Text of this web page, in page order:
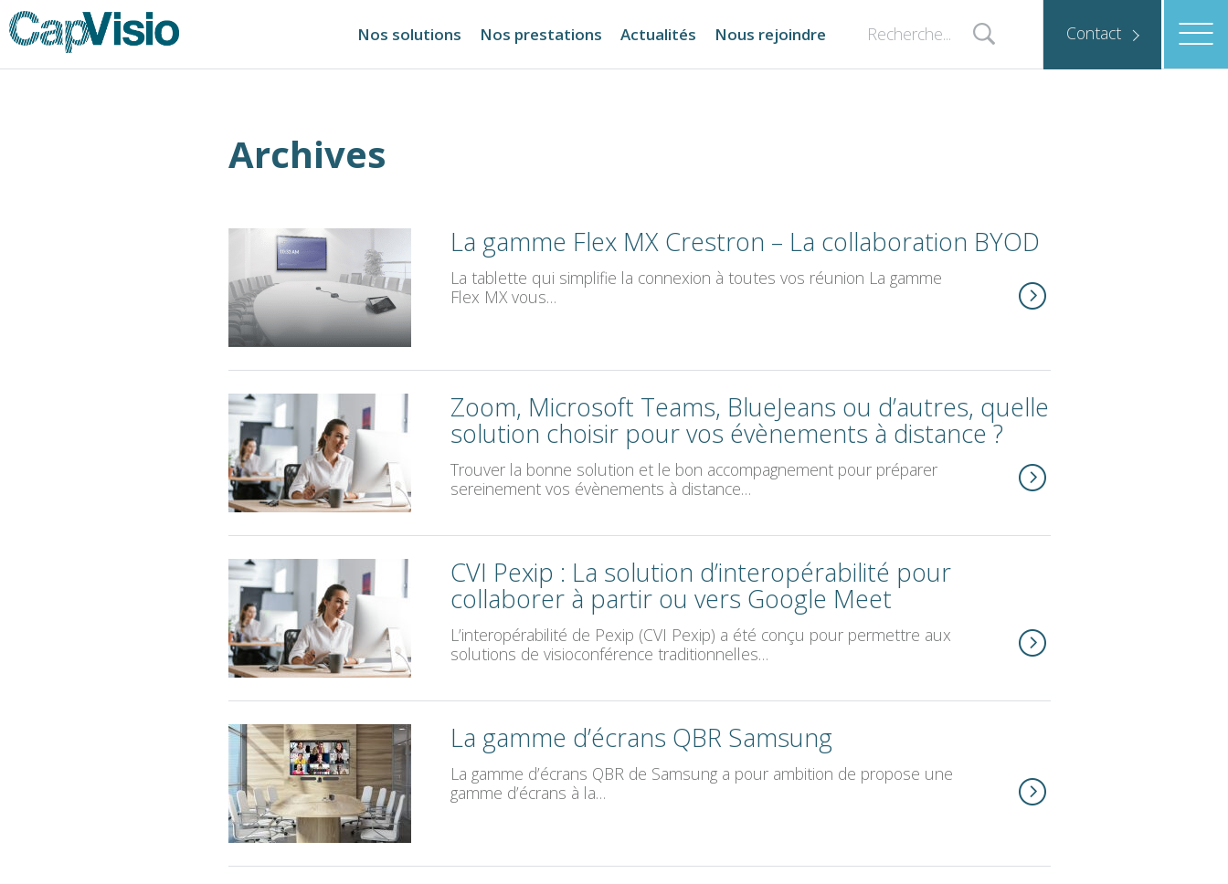
Nos solutions Nos prestations Actualités Nous rejoindre Contact
Archives
La gamme Flex MX Crestron – La collaboration BYOD
La tablette qui simplifie la connexion à toutes vos réunion La gamme
Flex MX vous…
Zoom, Microsoft Teams, BlueJeans ou d’autres, quelle
solution choisir pour vos évènements à distance ?
Trouver la bonne solution et le bon accompagnement pour préparer
sereinement vos évènements à distance…
CVI Pexip : La solution d’interopérabilité pour
collaborer à partir ou vers Google Meet
L’interopérabilité de Pexip (CVI Pexip) a été conçu pour permettre aux
solutions de visioconférence traditionnelles…
La gamme d’écrans QBR Samsung
La gamme d’écrans QBR de Samsung a pour ambition de propose une
gamme d’écrans à la…